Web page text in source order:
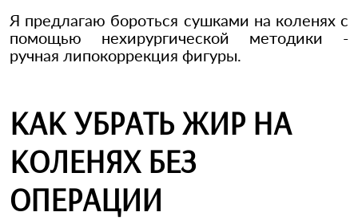
Я предлагаю бороться сушками на коленях с
помощью нехирургической методики -
ручная липокоррекция фигуры.
КАК УБРАТЬ ЖИР НА
КОЛЕНЯХ БЕЗ
ОПЕРАЦИИ